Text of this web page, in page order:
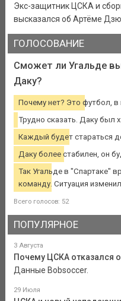
Экс-защитник ЦСКА и
высказался об Артёме
ГОЛОСОВАНИЕ
Сможет ли Угальде
Даку?
Почему нет? Это футбол,
Трудно сказать. Даку был
Каждый будет стараться
Даку более стабилен, он
Так Угальде в "Спартаке"
команду. Ситуация
Всего голосов: 52
ПОПУЛЯРНОЕ
3 Августа
Почему ЦСКА отказался
Данные Bobsoccer.
29 Июля